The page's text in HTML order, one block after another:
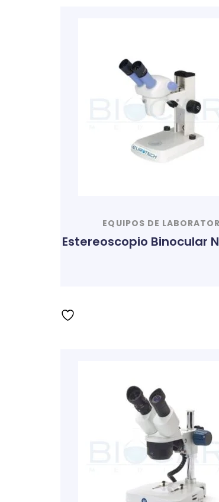
EQUIPOS DE
Estereoscopio Binocular